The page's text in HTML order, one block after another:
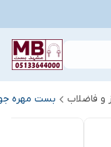
و فاضلاب بست مهره